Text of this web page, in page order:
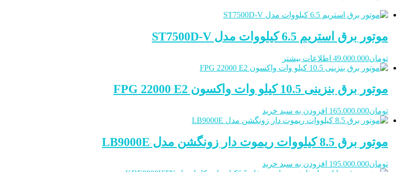
موتور برق استریم 6.5 کیلووات مدل ST7500D-V
تومان49.000.000 اطلاعات بیشتر
موتور برق بنزینی 10.5 کیلو وات واکسون FPG 22000 E2
تومان165.000.000 افزودن به سبد خرید
موتور برق 8.5 کیلووات ریموت دار زونگشن مدل LB9000E
تومان195.000.000 افزودن به سبد خرید